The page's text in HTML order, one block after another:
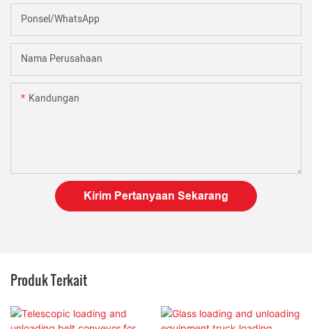
Ponsel/WhatsApp
Nama Perusahaan
Kandungan
Kirim Pertanyaan Sekarang
Produk Terkait